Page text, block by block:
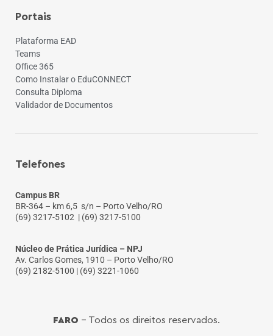
Portais
Plataforma EAD
Teams
Office 365
Como Instalar o EduCONNECT
Consulta Diploma
Validador de Documentos
Telefones
Campus BR
BR-364 – km 6,5 s/n – Porto Velho/RO
(69) 3217-5102 | (69) 3217-5100
Núcleo de Prática Jurídica – NPJ
Av. Carlos Gomes, 1910 – Porto Velho/RO
(69) 2182-5100 | (69) 3221-1060
FARO - Todos os direitos reservados.